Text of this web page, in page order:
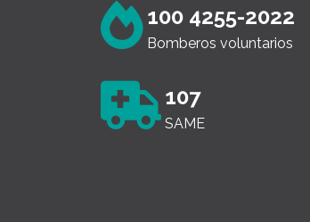
100 4255-2022
Bomberos voluntarios
107
SAME